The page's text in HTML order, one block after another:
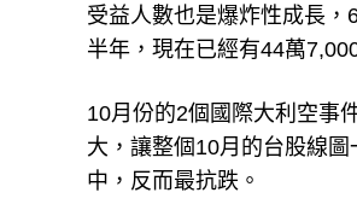
受益人數也是爆炸性成長
半年，現在已經有44萬
10月份的2個國際大利空事
大，讓整個10月的台股線
中，反而最抗跌。